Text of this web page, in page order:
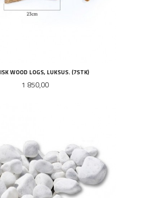
WOOD LOGS, LUKSUS. (7STK)
Pris
1 850,00